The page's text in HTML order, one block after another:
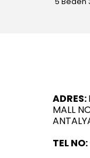
ADRES:
MALL
TEL NO: